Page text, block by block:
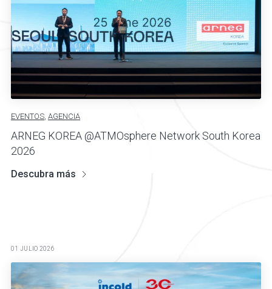
EVENTOS AGENCIA
ARNEG KOREA @ATMOsphere Network South Korea
2026
Descubra más
01 JULIO 2026